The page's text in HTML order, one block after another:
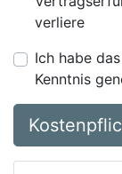
verliere
Ich habe
Kenntnis